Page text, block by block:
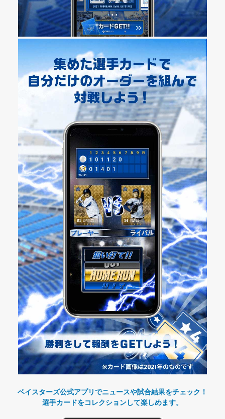
ベイスターズ公式アプリでニュースや試合結果をチェック！
選手カードをコレクションして楽しめます。